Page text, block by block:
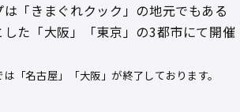
「きまぐれクック」の地元でもある
した「大阪」「東京」の3都市にて開催
「名古屋」「大阪」が終了しております。